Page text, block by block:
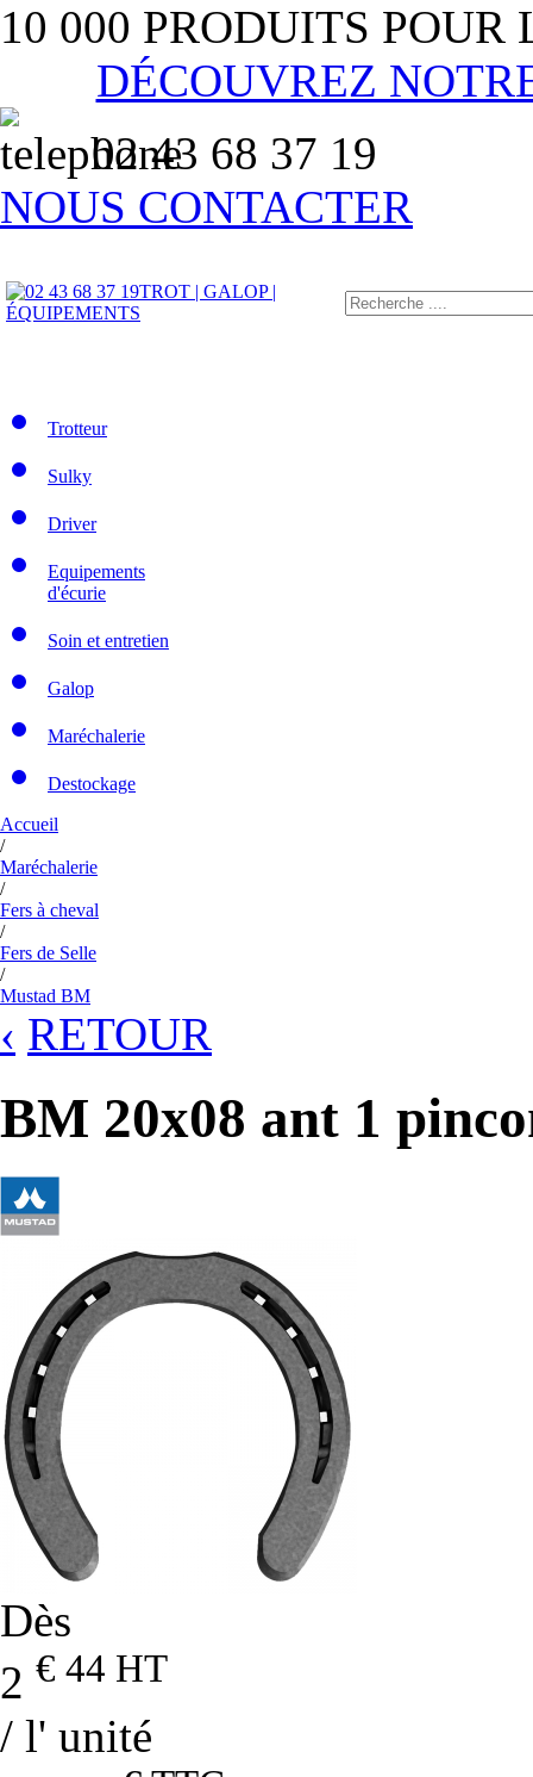
10 000 PRODUITS
DÉCOUVREZ
02 43 68 37 19
NOUS CONTACTER
TROT | GALOP |
ÉQUIPEMENTS
Trotteur
Sulky
Driver
Equipements
d'écurie
Soin et entretien
Galop
Maréchalerie
Destockage
Accueil
/
Maréchalerie
/
Fers à cheval
/
Fers de Selle
/
Mustad BM
‹ RETOUR
BM 20x08 ant 1
Dès
2 € 44 HT
/ l' unité